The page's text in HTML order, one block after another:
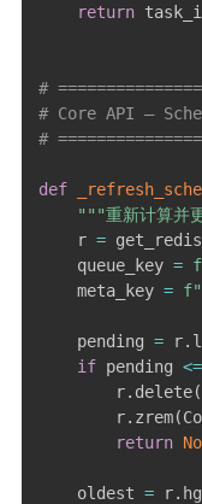
return
#
# Core API —
#
def
"""重新计算并
    r
= get_redis
    queue_key
=
    meta_key
= f"
    pending
= r.
if pending <=
        r
. delete(
        r
. zrem(
return
    oldest
= r.